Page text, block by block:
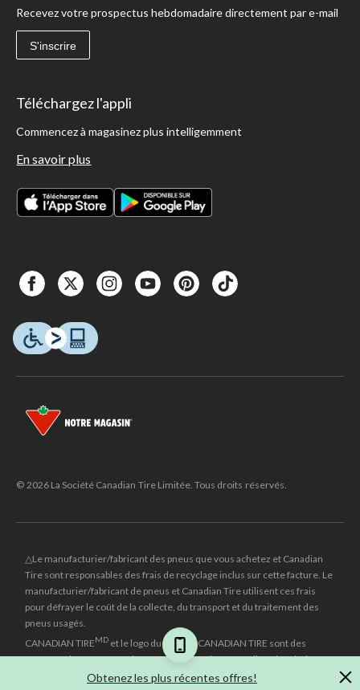
Obtenez les plus récentes offres!
Recevez votre prospectus hebdomadaire directement par e-mail
S'inscrire
Téléchargez l'appli
Commencez à magasinez plus intelligemment
En savoir plus
© 2026 La Société Canadian Tire Limitée. Tous droits réservés.
△Le manufacturier/fabricant des pneus que vous achetez et Canadian
Tire sont responsables des frais de recyclage inclus sur cette facture. Le
manufacturier/fabricant de pneus et Canadian Tire utilisent ces frais
pour défrayer le coût de la collecte, du transport et du traitement des
pneus usagés.
CANADIAN TIREMD et le logo du triangle CANADIAN TIRE sont des
marques de commerce déposées de la Société Canadian Tire Limitée.